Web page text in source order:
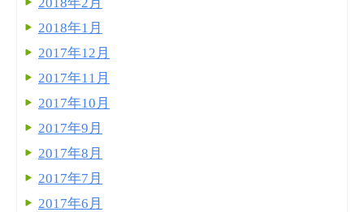
2018年1月
2017年12月
2017年11月
2017年10月
2017年9月
2017年8月
2017年7月
2017年6月